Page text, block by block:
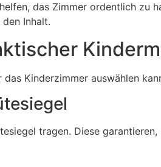
das Zimmer ordentlich zu
Inhalt.
Kinderzimmer auswählen
tragen. Diese